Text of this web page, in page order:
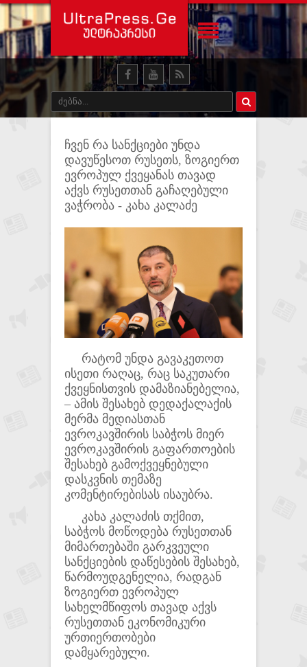
ჩვენ რა სანქციები უნდა
დავუწესოთ რუსეთს, ზოგიერთ
ევროპულ ქვეყანას თავად
აქვს რუსეთთან გაჩაღებული
ვაჭრობა - კახა კალაძე
რატომ უნდა გავაკეთოთ
ისეთი რაღაც, რაც საკუთარი
ქვეყნისთვის დამაზიანებელია,
– ამის შესახებ დედაქალაქის
მერმა მედიასთან
ევროკავშირის საბჭოს მიერ
ევროკავშირის გაფართოების
შესახებ გამოქვეყნებული
დასკვნის თემაზე
კომენტირებისას ისაუბრა.
კახა კალაძის თქმით,
საბჭოს მოწოდება რუსეთთან
მიმართებაში გარკვეული
სანქციების დაწესების შესახებ,
წარმოუდგენელია, რადგან
ზოგიერთ ევროპულ
სახელმწიფოს თავად აქვს
რუსეთთან ეკონომიკური
ურთიერთობები
დამყარებული.